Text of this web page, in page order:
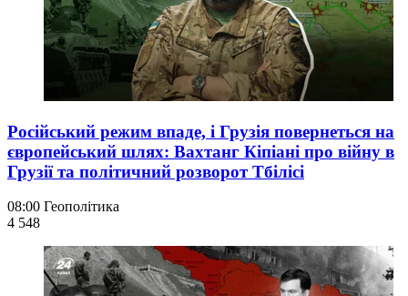
Російський режим впаде, і Грузія повернеться на
європейський шлях: Вахтанг Кіпіані про війну в
Грузії та політичний розворот Тбілісі
08:00 Геополітика
4 548